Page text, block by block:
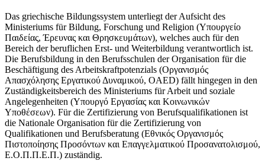
Das griechische Bildungssystem unterliegt der Aufsicht des
Ministeriums für Bildung, Forschung und Religion (Υπουργείο
Παιδείας, Έρευνας και Θρησκευμάτων), welches auch für den
Bereich der beruflichen Erst- und Weiterbildung verantwortlich ist.
Die Berufsbildung in den Berufsschulen der Organisation für die
Beschäftigung des Arbeitskraftpotenzials (Οργανισμός
Απασχόλησης Εργατικού Δυναμικού, OAED) fällt hingegen in den
Zuständigkeitsbereich des Ministeriums für Arbeit und soziale
Angelegenheiten (Υπουργό Εργασίας και Κοινωνικών
Υποθέσεων). Für die Zertifizierung von Berufsqualifikationen ist
die Nationale Organisation für die Zertifizierung von
Qualifikationen und Berufsberatung (Εθνικός Οργανισμός
Πιστοποίησης Προσόντων και Επαγγελματικού Προσανατολισμού,
Ε.Ο.Π.Π.Ε.Π.) zuständig.